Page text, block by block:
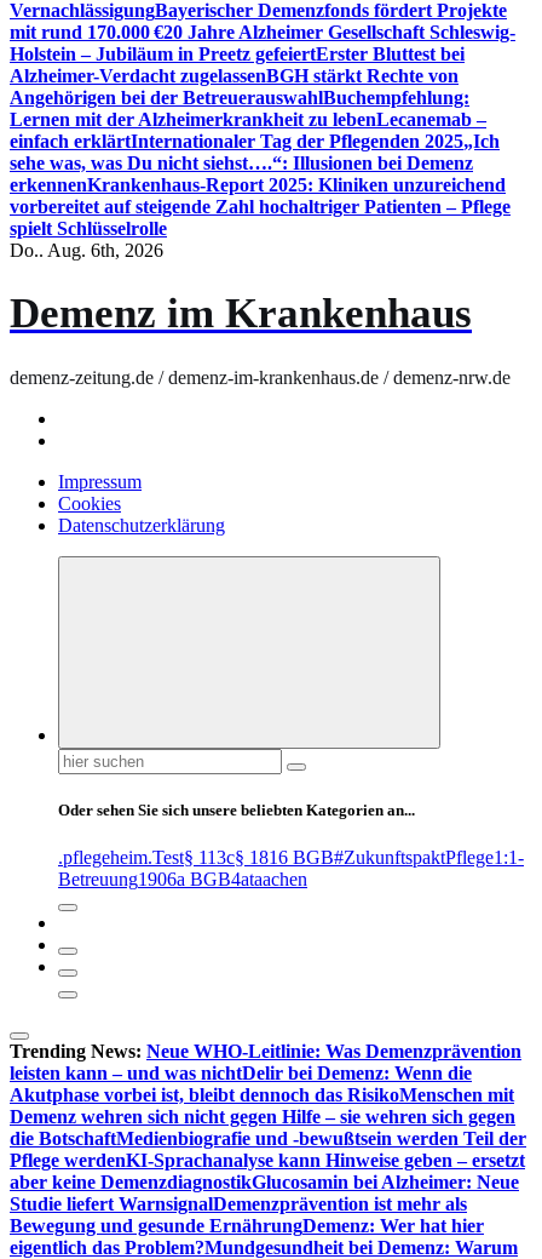
VernachlässigungBayerischer Demenzfonds fördert Projekte
mit rund 170.000 €20 Jahre Alzheimer Gesellschaft Schleswig-
Holstein – Jubiläum in Preetz gefeiertErster Bluttest bei
Alzheimer-Verdacht zugelassenBGH stärkt Rechte von
Angehörigen bei der BetreuerauswahlBuchempfehlung:
Lernen mit der Alzheimerkrankheit zu lebenLecanemab –
einfach erklärtInternationaler Tag der Pflegenden 2025„Ich
sehe was, was Du nicht siehst….“: Illusionen bei Demenz
erkennenKrankenhaus-Report 2025: Kliniken unzureichend
vorbereitet auf steigende Zahl hochaltriger Patienten – Pflege
spielt Schlüsselrolle
Do.. Aug. 6th, 2026
Demenz im Krankenhaus
demenz-zeitung.de / demenz-im-krankenhaus.de / demenz-nrw.de
Impressum
Cookies
Datenschutzerklärung
Suchen
nach:
Oder sehen Sie sich unsere beliebten Kategorien an...
.pflegeheim.Test§ 113c§ 1816 BGB#ZukunftspaktPflege1:1-
Betreuung1906a BGB4ataachen
Trending News: Neue WHO-Leitlinie: Was Demenzprävention
leisten kann – und was nichtDelir bei Demenz: Wenn die
Akutphase vorbei ist, bleibt dennoch das RisikoMenschen mit
Demenz wehren sich nicht gegen Hilfe – sie wehren sich gegen
die BotschaftMedienbiografie und -bewußtsein werden Teil der
Pflege werdenKI-Sprachanalyse kann Hinweise geben – ersetzt
aber keine DemenzdiagnostikGlucosamin bei Alzheimer: Neue
Studie liefert WarnsignalDemenzprävention ist mehr als
Bewegung und gesunde ErnährungDemenz: Wer hat hier
eigentlich das Problem?Mundgesundheit bei Demenz: Warum